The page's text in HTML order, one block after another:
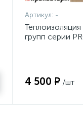
Артикул: -
групп серии
4 500 ₽ /шт